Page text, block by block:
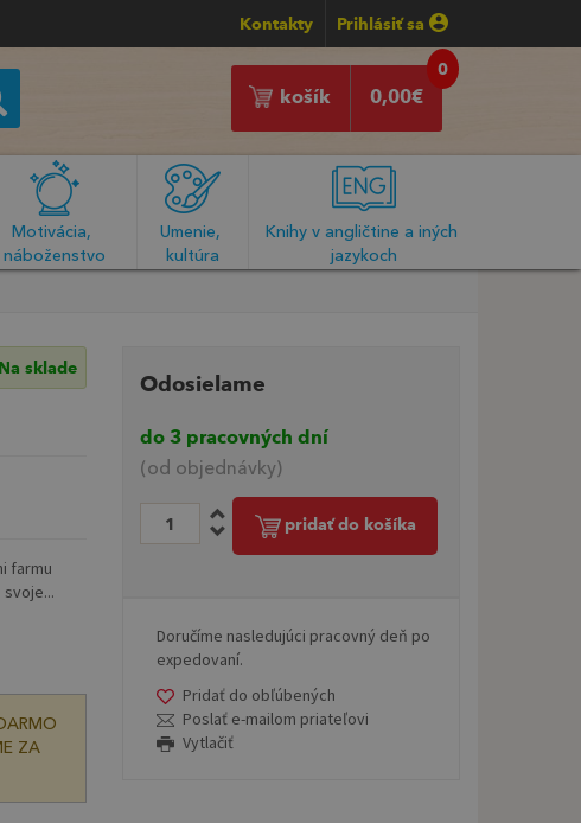
Kontakty Prihlásiť sa
0
0,00€
košík
Motivácia,
náboženstvo
Umenie,
kultúra
Knihy v angličtine a iných
jazykoch
Na sklade
farmu
ZA
Odosielame
do 3 pracovných dní
(od objednávky)
pridať do košíka
Doručíme nasledujúci pracovný deň po
expedovaní.
Pridať do obľúbených
Poslať e-mailom priateľovi
Vytlačiť